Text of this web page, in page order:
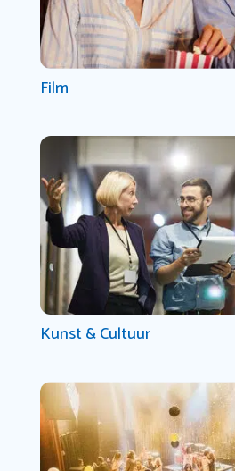
Film
Kunst & Cultuur